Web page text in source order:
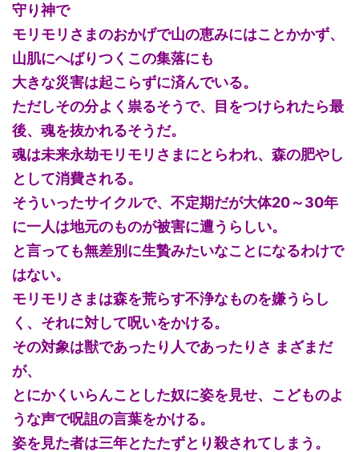
守り神で
モリモリさまのおかげで山の恵みにはことかかず、
山肌にへばりつくこの集落にも
大きな災害は起こらずに済んでいる。
ただしその分よく祟るそうで、目をつけられたら最
後、魂を抜かれるそうだ。
魂は未来永劫モリモリさまにとらわれ、森の肥やし
として消費される。
そういったサイクルで、不定期だが大体20～30年
に一人は地元のものが被害に遭うらしい。
と言っても無差別に生贄みたいなことになるわけで
はない。
モリモリさまは森を荒らす不浄なものを嫌うらし
く、それに対して呪いをかける。
その対象は獣であったり人であったりさ まざまだ
が、
とにかくいらんことした奴に姿を見せ、こどものよ
うな声で呪詛の言葉をかける。
姿を見た者は三年とたたずとり殺されてしまう。